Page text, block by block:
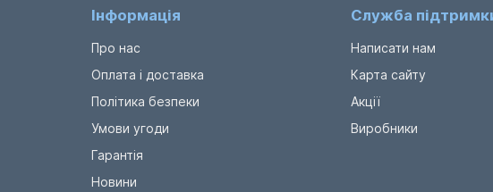
Інформація
Про нас
Оплата і доставка
Політика безпеки
Умови угоди
Гарантія
Новини
Служба
Написати нам
Карта сайту
Акції
Виробники